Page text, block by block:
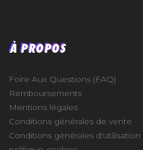
À PROPOS
Foire Aux Questions (FAQ)
Remboursements
Mentions légales
Conditions générales de vente
Conditions générales d'utilisation